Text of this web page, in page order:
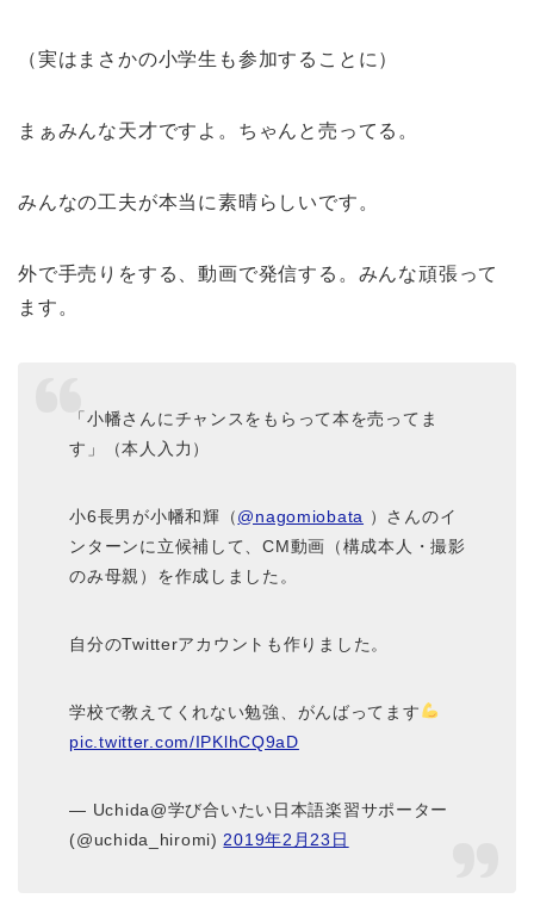
（実はまさかの小学生も参加することに）
まぁみんな天才ですよ。ちゃんと売ってる。
みんなの工夫が本当に素晴らしいです。
外で手売りをする、動画で発信する。みんな頑張って
ます。
「小幡さんにチャンスをもらって本を売ってま
す」（本人入力）
小6長男が小幡和輝（@nagomiobata ）さんのイ
ンターンに立候補して、CM動画（構成本人・撮影
のみ母親）を作成しました。
自分のTwitterアカウントも作りました。
学校で教えてくれない勉強、がんばってます
pic.twitter.com/IPKlhCQ9aD
— Uchida@学び合いたい日本語楽習サポーター
(@uchida_hiromi) 2019年2月23日